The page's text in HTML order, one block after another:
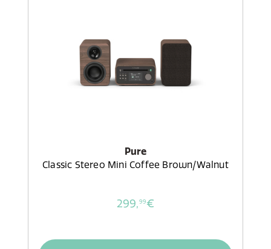
Pure
Classic Stereo Mini Coffee Brown/Walnut
299,99€